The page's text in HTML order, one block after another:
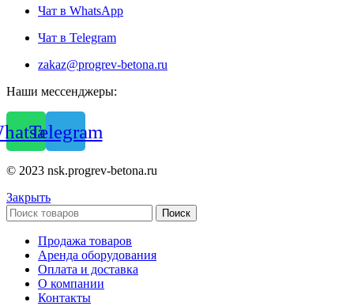
Чат в WhatsApp
Чат в Telegram
zakaz@progrev-betona.ru
Наши мессенджеры:
Telegram
© 2023 nsk.progrev-betona.ru
Закрыть
Поиск
Продажа товаров
Аренда оборудования
Оплата и доставка
О компании
Контакты